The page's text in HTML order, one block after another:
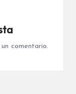
comentario.